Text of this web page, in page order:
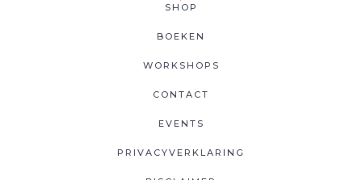
SHOP
BOEKEN
WORKSHOPS
CONTACT
EVENTS
PRIVACYVERKLARING